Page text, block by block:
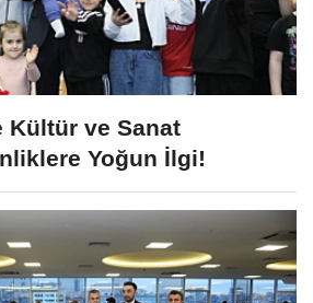
Kültür ve Sanat
Yoğun İlgi!